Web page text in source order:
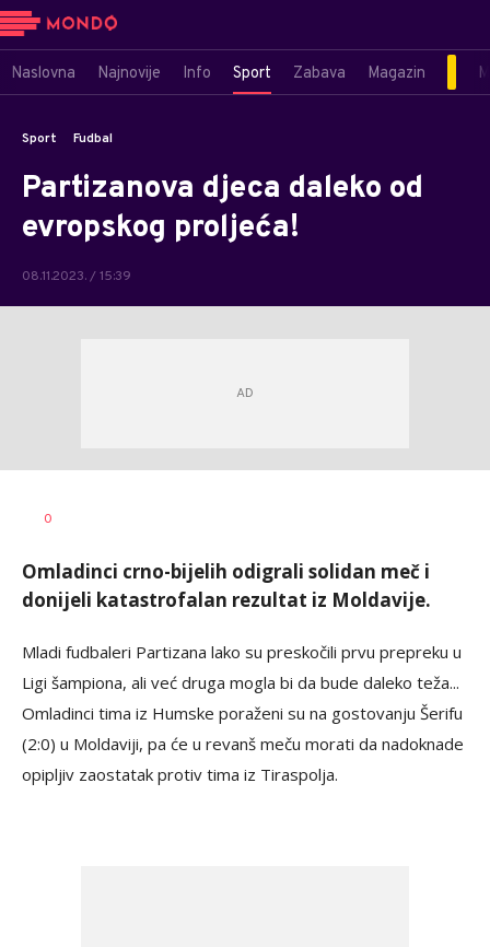
Naslovna Najnovije Info Sport Zabava Magazin
Sport Fudbal
Partizanova djeca daleko od
evropskog proljeća!
08.11.2023. / 15:39
AUTOR
0
Omladinci crno-bijelih odigrali solidan meč i
donijeli katastrofalan rezultat iz Moldavije.
Mladi fudbaleri Partizana lako su preskočili prvu prepreku u
Ligi šampiona, ali već druga mogla bi da bude daleko teža...
Omladinci tima iz Humske poraženi su na gostovanju Šerifu
(2:0) u Moldaviji, pa će u revanš meču morati da nadoknade
opipljiv zaostatak protiv tima iz Tiraspolja.